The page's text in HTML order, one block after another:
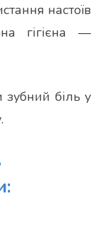
настоїв
гігієна —
зубний біль у